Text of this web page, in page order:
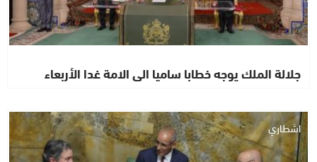
جلالة الملك يوجه خطابا ساميا الى الامة غدا الأربعاء
اشطاري